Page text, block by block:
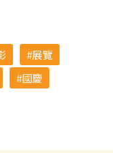
展覽
國慶